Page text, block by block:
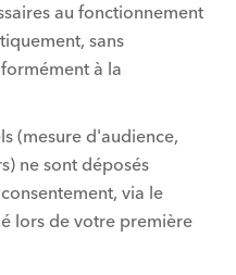
au fonctionnement
sans
à la
(mesure d'audience,
ne sont déposés
via le
lors de votre première